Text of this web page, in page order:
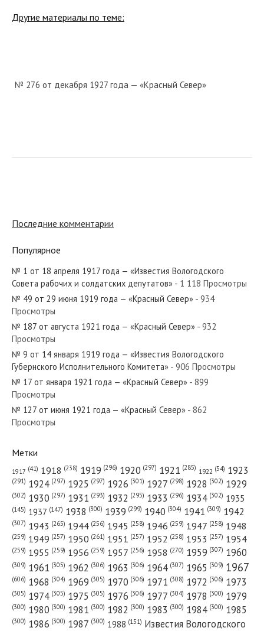
Другие материалы по теме:
№ 276 от декабря 1927 года — «Красный Север»
№ 18 от января 1974 года — «Красный Север»
№ 216 от сентября 1984 года — «Красный Север»
№ 134 от июля 1946 года — «Красный Север»
№ 106 от мая 1962 года — «Красный Север»
№ 61 от марта 1960 года — «Красный Север»
Последние комментарии
Популярное
№ 1 от 18 апреля 1917 года — «Известия Вологодского
Совета рабочих и солдатских депутатов» - 1 118 Просмотры
№ 49 от 29 июня 1919 года — «Красный Север» - 934
Просмотры
№ 187 от августа 1921 года — «Красный Север» - 932
Просмотры
№ 9 от 14 января 1919 года — «Известия Вологодского
Губернского Исполнительного Комитета» - 906 Просмотры
№ 17 от января 1921 года — «Красный Север» - 899
Просмотры
№ 127 от июня 1921 года — «Красный Север» - 862
Просмотры
Метки
1917 (41) 1918 (238) 1919 (296) 1920 (297) 1921 (285) 1922 (54) 1923
(291) 1924 (297) 1925 (297) 1926 (301) 1927 (298) 1928 (302) 1929
(302) 1930 (297) 1931 (293) 1932 (295) 1933 (296) 1934 (302) 1935
(145) 1937 (147) 1938 (300) 1939 (299) 1940 (304) 1941 (309) 1942
(307) 1943 (265) 1944 (256) 1945 (258) 1946 (259) 1947 (258) 1948
(259) 1949 (257) 1950 (261) 1951 (257) 1952 (258) 1953 (257) 1954
(259) 1955 (259) 1956 (259) 1957 (256) 1958 (270) 1959 (307) 1960
(309) 1961 (305) 1962 (306) 1963 (306) 1964 (307) 1965 (309) 1967
(606) 1968 (304) 1969 (305) 1970 (306) 1971 (308) 1972 (306) 1973
(305) 1974 (305) 1975 (305) 1976 (306) 1977 (304) 1978 (300) 1979
(300) 1980 (300) 1981 (300) 1982 (300) 1983 (300) 1984 (300) 1985
(300) 1986 (300) 1987 (300) 1988 (151) Известия Вологодского